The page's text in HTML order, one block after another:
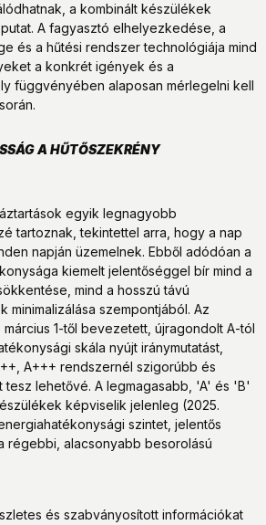
a kombinált készülékek
A fagyasztó elhelyezkedése, a
és a hűtési rendszer technológiája mind
a konkrét igények és a
függvényében alaposan mérlegelni kell
A HŰTŐSZEKRÉNY
egyik legnagyobb
tartoznak, tekintettel arra, hogy a nap
napján üzemelnek. Ebből adódóan a
kiemelt jelentőséggel bír mind a
mind a hosszú távú
minimalizálása szempontjából. Az
március 1-től bevezetett, újragondolt A-tól
skála nyújt iránymutatást,
A+++ rendszernél szigorúbb és
tesz lehetővé. A legmagasabb, 'A' és 'B'
képviselik jelenleg (2025.
szintet, jelentős
régebbi, alacsonyabb besorolású
és szabványosított információkat